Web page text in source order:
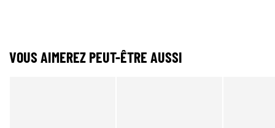
VOUS AIMEREZ PEUT-ÊTRE AUSSI